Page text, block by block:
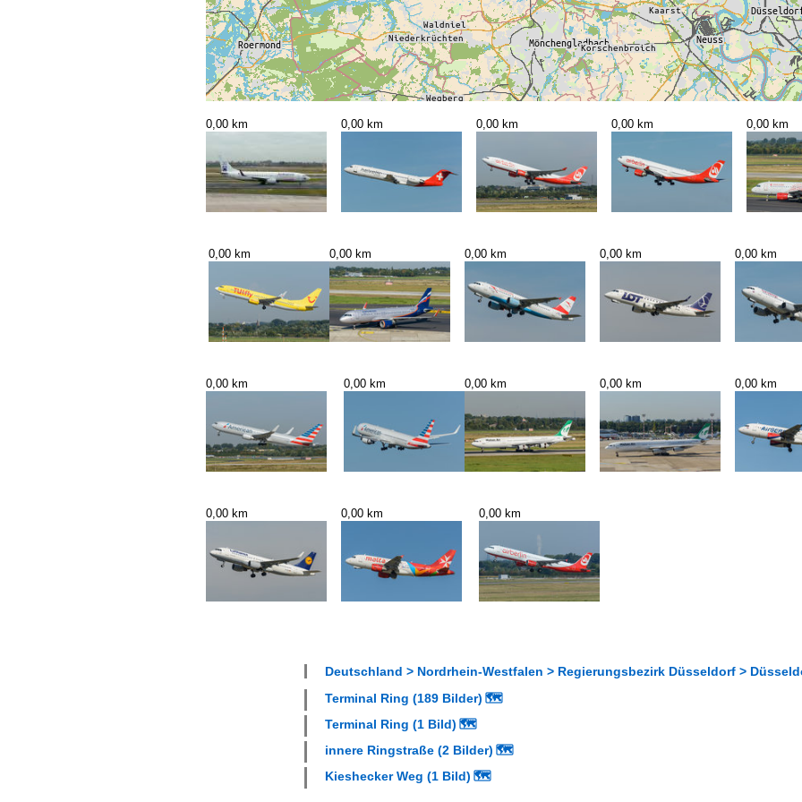
0,00 km 0,00 km 0,00 km 0,00 km 0,00 km
0,00 km 0,00 km 0,00 km 0,00 km 0,00 km
0,00 km 0,00 km 0,00 km 0,00 km 0,00 km
0,00 km 0,00 km 0,00 km
Deutschland > Nordrhein-Westfalen > Regierungsbezirk Düsseldorf >
Terminal Ring (189 Bilder) 🗺
Terminal Ring (1 Bild) 🗺
innere Ringstraße (2 Bilder) 🗺
Kieshecker Weg (1 Bild) 🗺